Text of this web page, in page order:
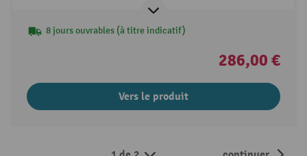
8 jours ouvrables (à titre indicatif)
286,00 €
Vers le produit